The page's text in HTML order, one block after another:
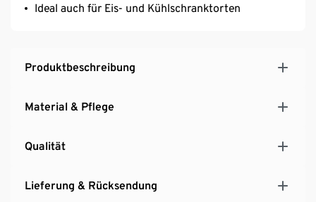
Ideal auch für Eis- und Kühlschranktorten
Produktbeschreibung
Material & Pflege
Qualität
Lieferung & Rücksendung